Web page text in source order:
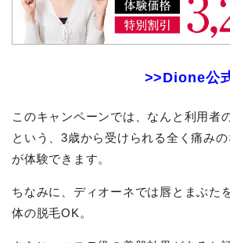
>>Dione公
このキャンペーンでは、なんと利用者
という、3歳から受けられる全く痛み
が体験できます。
ちなみに、ディオーネでは唇とまぶた
体の脱毛OK。